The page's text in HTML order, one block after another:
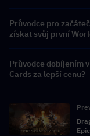
Průvodce pro
získat svůj první
Průvodce dobíjením
Cards za lepší cenu?